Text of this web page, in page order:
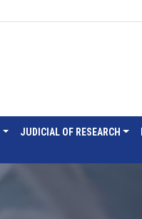
JUDICIAL OF RESEARCH